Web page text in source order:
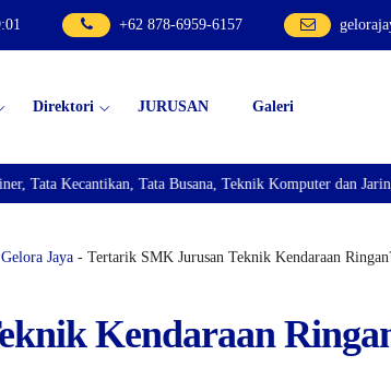
:01 +62 878-6959-6157
Direktori JURUSAN Galeri
Tata Busana, Teknik Komputer dan Jaringan,
Jaya- Tertarik SMK Jurusan Teknik Kendaraan
Kendaraan